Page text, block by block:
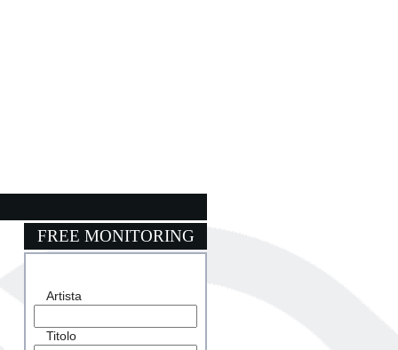
FREE MONITORING
Artista
Titolo